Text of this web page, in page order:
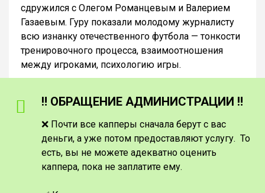
сдружился с Олегом Романцевым и Валерием
Газаевым. Гуру показали молодому журналисту
всю изнанку отечественного футбола — тонкости
тренировочного процесса, взаимоотношения
между игроками, психологию игры.
‼️ ОБРАЩЕНИЕ АДМИНИСТРАЦИИ ‼️
❌ Почти все капперы сначала берут с вас
деньги, а уже потом предоставляют услугу. То
есть, вы не можете адекватно оценить
каппера, пока не заплатите ему.